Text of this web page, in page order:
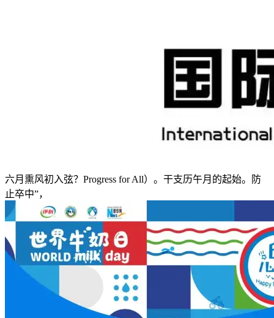
六月熏风初入弦？Progress for All）。干支历午月的起始。防
止卒中”，